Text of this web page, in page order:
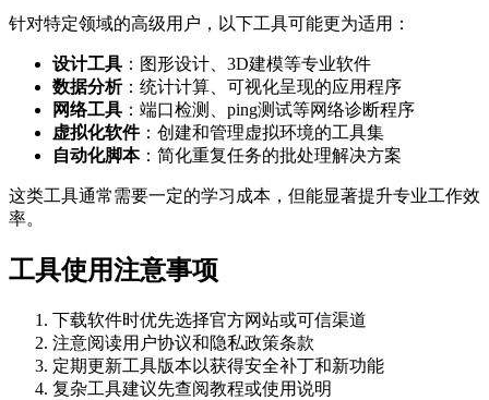
针对特定领域的高级用户，以下工具可能更为适用：
设计工具 ：图形设计、3D建模等专业软件
数据分析：统计计算、可视化呈现的应用程序
网络工具 ：端口检测、ping测试等网络诊断程序
虚拟化软件：创建和管理虚拟环境的工具集
自动化脚本：简化重复任务的批处理解决方案
这类工具通常需要一定的学习成本，但能显著提升专业工作效
率。
工具使用注意事项
下载软件时优先选择官方网站或可信渠道
注意阅读用户协议和隐私政策条款
定期更新工具版本以获得安全补丁和新功能
复杂工具建议先查阅教程或使用说明